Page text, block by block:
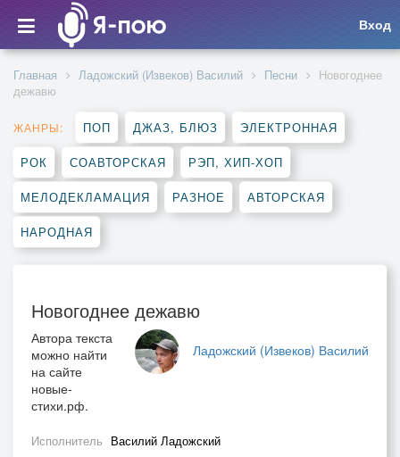
Вход
Главная Ладожский (Извеков) Василий Песни
Новогоднее
дежавю
ЖАНРЫ: ПОП ДЖАЗ, БЛЮЗ ЭЛЕКТРОННАЯ
РОК СОАВТОРСКАЯ РЭП, ХИП-ХОП
МЕЛОДЕКЛАМАЦИЯ РАЗНОЕ АВТОРСКАЯ
НАРОДНАЯ
Новогоднее дежавю
Ладожский (Извеков) Василий
Автора текста
можно найти
на сайте
новые-
стихи.рф.
Исполнитель Василий Ладожский